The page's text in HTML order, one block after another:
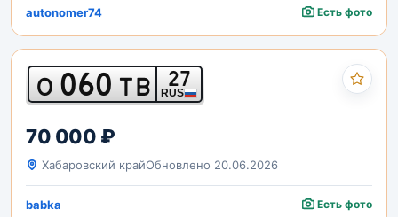
autonomer74 Есть фото
О 060 ТВ 27
RUS
70 000 ₽
Хабаровский крайОбновлено 20.06.2026
babka Есть фото